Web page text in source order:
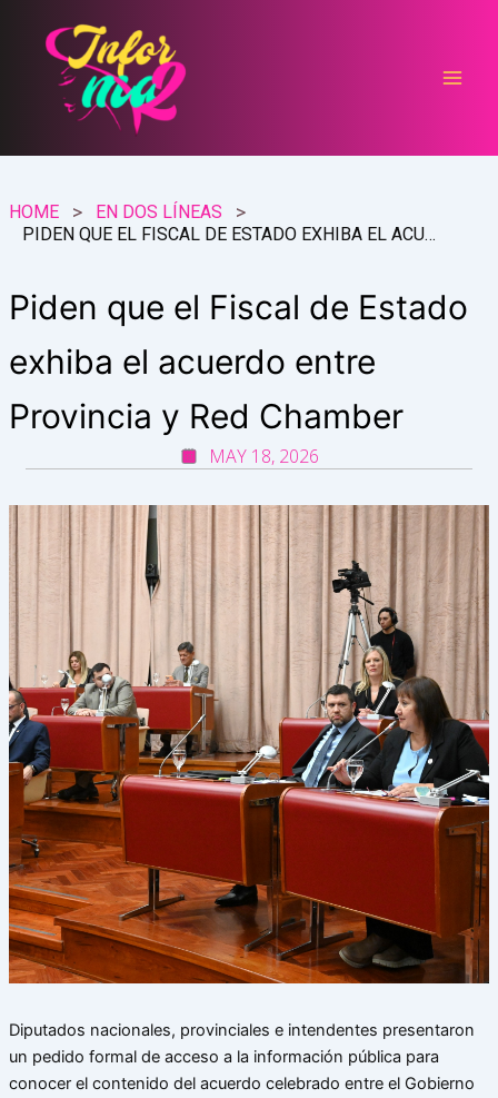
contenido
HOME
EN DOS LÍNEAS
PIDEN QUE EL FISCAL DE ESTADO EXHIBA EL ACUERDO ENTRE PROVINCIA Y RED CHAMBER
Piden que el Fiscal de Estado
exhiba el acuerdo entre
Provincia y Red Chamber
MAY 18, 2026
Diputados nacionales, provinciales e intendentes presentaron
un pedido formal de acceso a la información pública para
conocer el contenido del acuerdo celebrado entre el Gobierno